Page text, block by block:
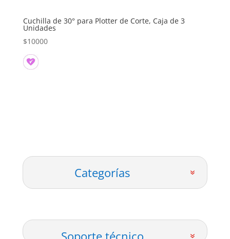
Cuchilla de 30° para Plotter de Corte, Caja de 3
Unidades
$10000
Categorías